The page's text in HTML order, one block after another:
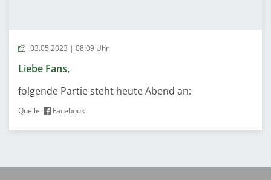
03.05.2023 | 08:09 Uhr
Liebe Fans,
folgende Partie steht heute Abend an:
Quelle: Facebook